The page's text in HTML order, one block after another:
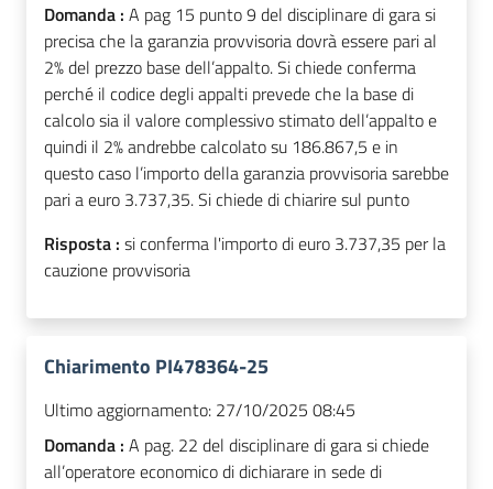
Domanda : A pag 15 punto 9 del disciplinare di gara si
precisa che la garanzia provvisoria dovrà essere pari al
2% del prezzo base dell’appalto. Si chiede conferma
perché il codice degli appalti prevede che la base di
calcolo sia il valore complessivo stimato dell’appalto e
quindi il 2% andrebbe calcolato su 186.867,5 e in
questo caso l’importo della garanzia provvisoria sarebbe
pari a euro 3.737,35. Si chiede di chiarire sul punto
Risposta : si conferma l'importo di euro 3.737,35 per la
cauzione provvisoria
Chiarimento PI478364-25
Ultimo aggiornamento: 27/10/2025 08:45
Domanda : A pag. 22 del disciplinare di gara si chiede
all’operatore economico di dichiarare in sede di